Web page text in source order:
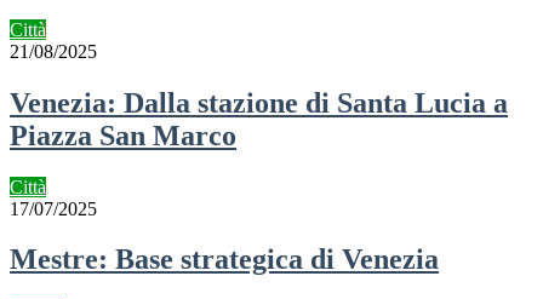
Città
21/08/2025
Venezia: Dalla stazione di Santa Lucia a
Piazza San Marco
Città
17/07/2025
Mestre: Base strategica di Venezia